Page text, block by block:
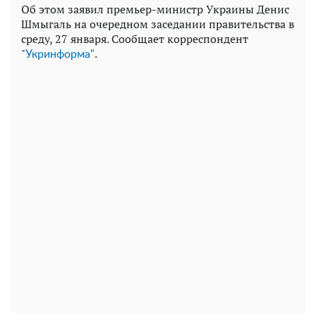
Об этом заявил премьер-министрУкраиныДенис
Шмыгальна очередномзаседании правительствав
среду, 27 января. Сообщаеткорреспондент
"Укринформа".